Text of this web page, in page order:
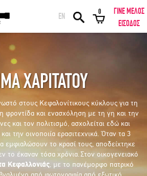
Ξέχασα τον κωδικό μου!
ΕΙΣΟΔΟΣ ΜΕ FACEBOOK
EN
0
ΓΙΝΕ ΜΕΛΟΣ
ΕΙΣΟΔΟΣ
ΧΑΡΙΤΑΤΟΥ
στους Κεφαλονίτικους κύκλους για τη
φροντίδα και ενασχόληση με τη γη και την
και τον πολιτισμό, ασχολείται εδώ και
την οινοποιία ερασιτεχνικά. Όταν τα 3
εμφιαλώσουν το κρασί τους, αποδείχτηκε
το έκαναν τόσα χρόνια. Στον οικογενειακό
Κεφαλλονιάς , με το πανέμορφο πατρικό